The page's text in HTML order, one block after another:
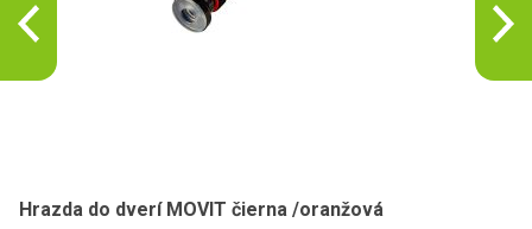
Hrazda do dverí MOVIT čierna /oranžová